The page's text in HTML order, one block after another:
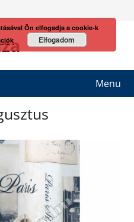
Menu
Ön elfogadja a cookie-k
Elfogadom